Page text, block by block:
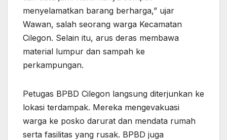
menyelamatkan barang berharga,” ujar
Wawan, salah seorang warga Kecamatan
Cilegon. Selain itu, arus deras membawa
material lumpur dan sampah ke
perkampungan.
Petugas BPBD Cilegon langsung diterjunkan ke
lokasi terdampak. Mereka mengevakuasi
warga ke posko darurat dan mendata rumah
serta fasilitas yang rusak. BPBD juga